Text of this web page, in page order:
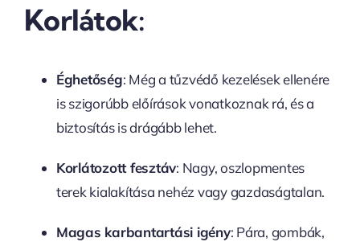
Korlátok:
Éghetőség: Még a tűzvédő kezelések ellenére
is szigorúbb előírások vonatkoznak rá, és a
biztosítás is drágább lehet.
Korlátozott fesztáv: Nagy, oszlopmentes
terek kialakítása nehéz vagy gazdaságtalan.
Magas karbantartási igény: Pára, gombák,